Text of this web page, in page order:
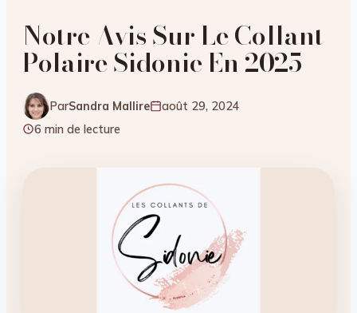
Notre Avis Sur Le Collant
Polaire Sidonie En 2025
ParSandra Mallire
août 29, 2024
6 min de lecture